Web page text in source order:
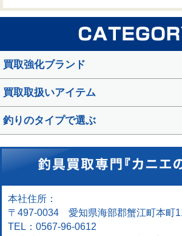
買取強化ブランド
買取取扱いアイテム
釣りのタイプで選ぶ
本社住所：
〒497-0034 愛知県海部郡蟹江町本町
TEL：0567-96-0612